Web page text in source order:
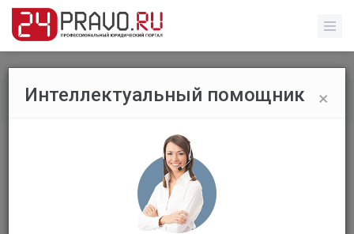
Обычные пользователи / Профиль пользователя ×
Интеллектуальный помощник